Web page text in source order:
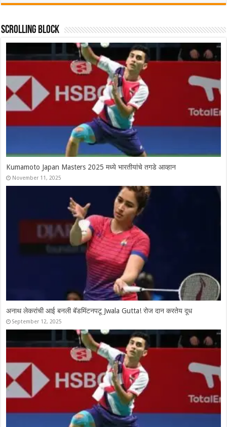
Scrolling Block
Syed Modi International 2025 चे सर्व विजेते, श्रीकांतचा संघर्षपूर्ण अंतिम
सामन्यात पराभव
Syed Modi International 2025: चार भारतीय उपांत्य फेरीत दाखल, श्रीकांतचे
दमदार कमबॅक
November 28, 2025